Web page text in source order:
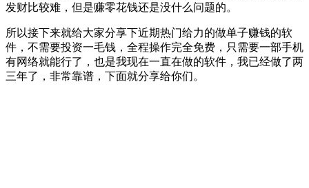
发财比较难，但是赚零花钱还是没什么问题的。
所以接下来就给大家分享下近期热门给力的做单子赚钱的软
件，不需要投资一毛钱，全程操作完全免费，只需要一部手机
有网络就能行了，也是我现在一直在做的软件，我已经做了两
三年了，非常靠谱，下面就分享给你们。